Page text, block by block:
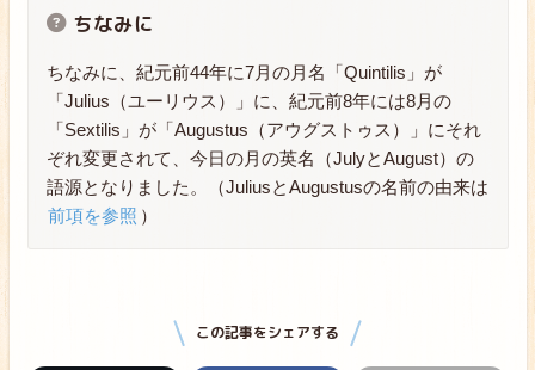
ちなみに
ちなみに、紀元前44年に7月の月名「Quintilis」が
「Julius（ユーリウス）」に、紀元前8年には8月の
「Sextilis」が「Augustus（アウグストゥス）」にそれ
ぞれ変更されて、今日の月の英名（JulyとAugust）の
語源となりました。（JuliusとAugustusの名前の由来は
前項を参照 ）
この記事をシェアする